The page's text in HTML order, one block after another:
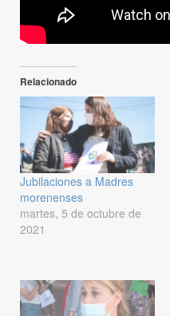
Relacionado
Jubilaciones a Madres
morenenses
martes, 5 de octubre de
2021